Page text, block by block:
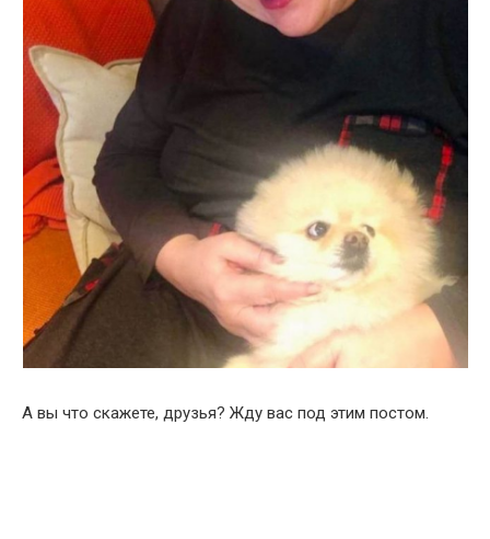
А вы что скажете, друзья? Жду вас под этим постом.